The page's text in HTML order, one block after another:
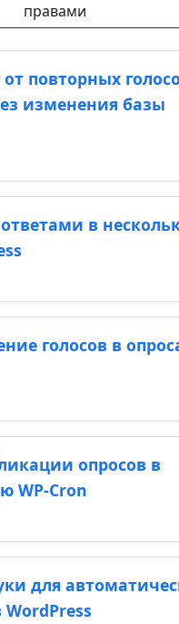
правами
повторных
изменения базы
в
голосов в
опросов в
WP-Cron
для